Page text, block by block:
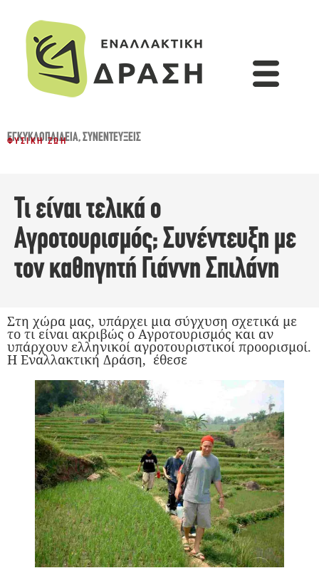
ΕΓΚΥΚΛΟΠΑΙΔΕΙΑ,ΣΥΝΕΝΤΕΎΞΕΙΣ
ΦΥΣΙΚΉ ΖΩΉ
Τι είναι τελικά ο
Αγροτουρισμός; Συνέντευξη με
τον καθηγητή Γιάννη Σπιλάνη
Στη χώρα μας, υπάρχει μια σύγχυση σχετικά με
το τι είναι ακριβώς ο Αγροτουρισμός και αν
υπάρχουν ελληνικοί αγροτουριστικοί προορισμοί.
Η Εναλλακτική Δράση, έθεσε